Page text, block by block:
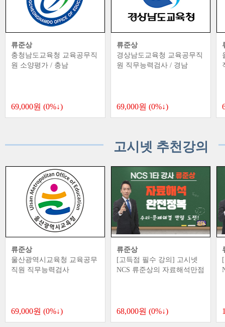
교육청 교육공무직
가 / 충남
(0%↓)
경상남도교육청 교육공무직
원 직무능력검사 / 경남
69,000원 (0%↓)
울산광역시
직원 직무능
69,000원
고시넷 추천강의
시교육청 교육공무
능력검사
(0%↓)
[고득점 필수 강의] 고시넷
NCS 류준상의 자료해석만점
68,000원 (0%↓)
[고득점 필
NCS 류준상
118,000원